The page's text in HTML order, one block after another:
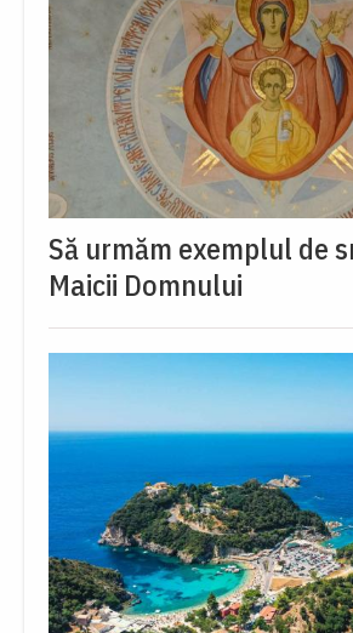
Să urmăm exemplul de
Maicii Domnului